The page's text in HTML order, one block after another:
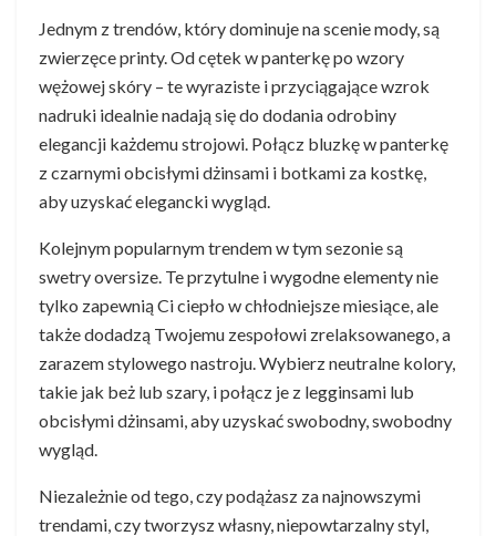
Jednym z trendów, który dominuje na scenie mody, są
zwierzęce printy. Od cętek w panterkę po wzory
wężowej skóry – te wyraziste i przyciągające wzrok
nadruki idealnie nadają się do dodania odrobiny
elegancji każdemu strojowi. Połącz bluzkę w panterkę
z czarnymi obcisłymi dżinsami i botkami za kostkę,
aby uzyskać elegancki wygląd.
Kolejnym popularnym trendem w tym sezonie są
swetry oversize. Te przytulne i wygodne elementy nie
tylko zapewnią Ci ciepło w chłodniejsze miesiące, ale
także dodadzą Twojemu zespołowi zrelaksowanego, a
zarazem stylowego nastroju. Wybierz neutralne kolory,
takie jak beż lub szary, i połącz je z legginsami lub
obcisłymi dżinsami, aby uzyskać swobodny, swobodny
wygląd.
Niezależnie od tego, czy podążasz za najnowszymi
trendami, czy tworzysz własny, niepowtarzalny styl,